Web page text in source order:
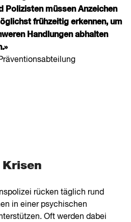
Polizisten müssen Anzeichen
frühzeitig erkennen, um
Handlungen abhalten
Krisen
rücken täglich rund
in einer psychischen
Oft werden dabei